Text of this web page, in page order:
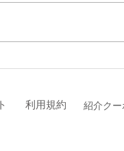
利用規約 紹介クー